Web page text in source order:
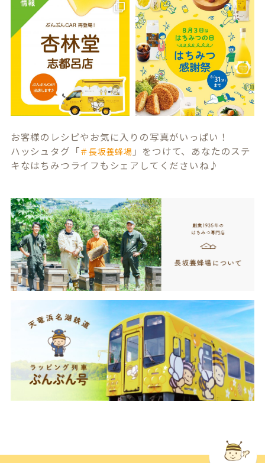
お客様のレシピやお気に入りの写真がいっぱい！
ハッシュタグ「＃長坂養蜂場 」をつけて、あなたのステ
キなはちみつライフもシェアしてくださいね♪